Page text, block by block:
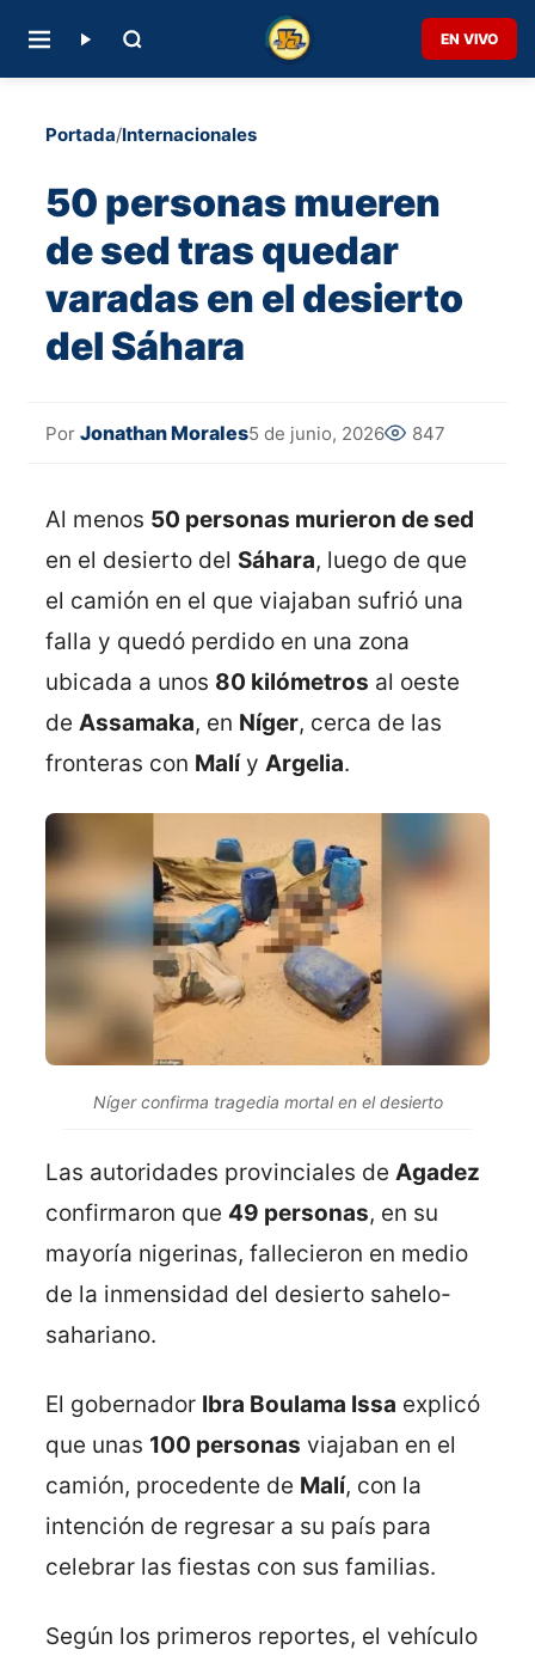
EN VIVO
Portada/Internacionales
50 personas mueren
de sed tras quedar
varadas en el desierto
del Sáhara
Por Jonathan Morales5 de junio, 2026 847
Al menos 50 personas murieron de sed
en el desierto del Sáhara, luego de que
el camión en el que viajaban sufrió una
falla y quedó perdido en una zona
ubicada a unos 80 kilómetros al oeste
de Assamaka, en Níger, cerca de las
fronteras con Malíy Argelia.
Níger confirma tragedia mortal en el desierto
Las autoridades provinciales de Agadez
confirmaron que 49 personas, en su
mayoría nigerinas, fallecieron en medio
de la inmensidad del desierto sahelo-
sahariano.
El gobernador Ibra Boulama Issa explicó
que unas 100 personas viajaban en el
camión, procedente de Malí, con la
intención de regresar a su país para
celebrar las fiestas con sus familias.
Según los primeros reportes, el vehículo